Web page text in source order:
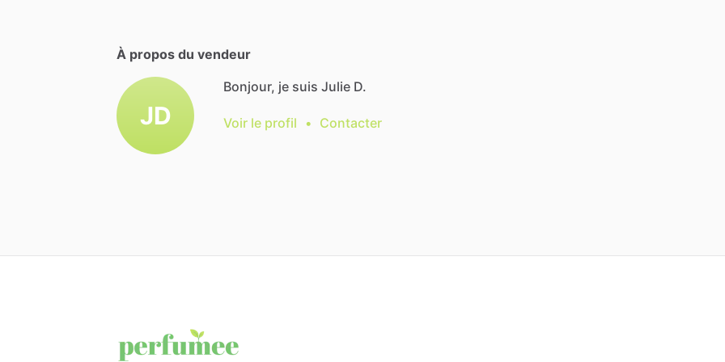
À propos du vendeur
JD
Bonjour, je suis Julie D.
Voir le profil • Contacter